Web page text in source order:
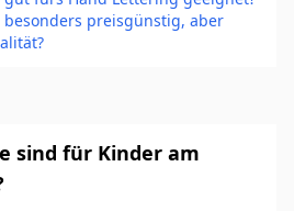
preisgünstig, aber
sind für Kinder am